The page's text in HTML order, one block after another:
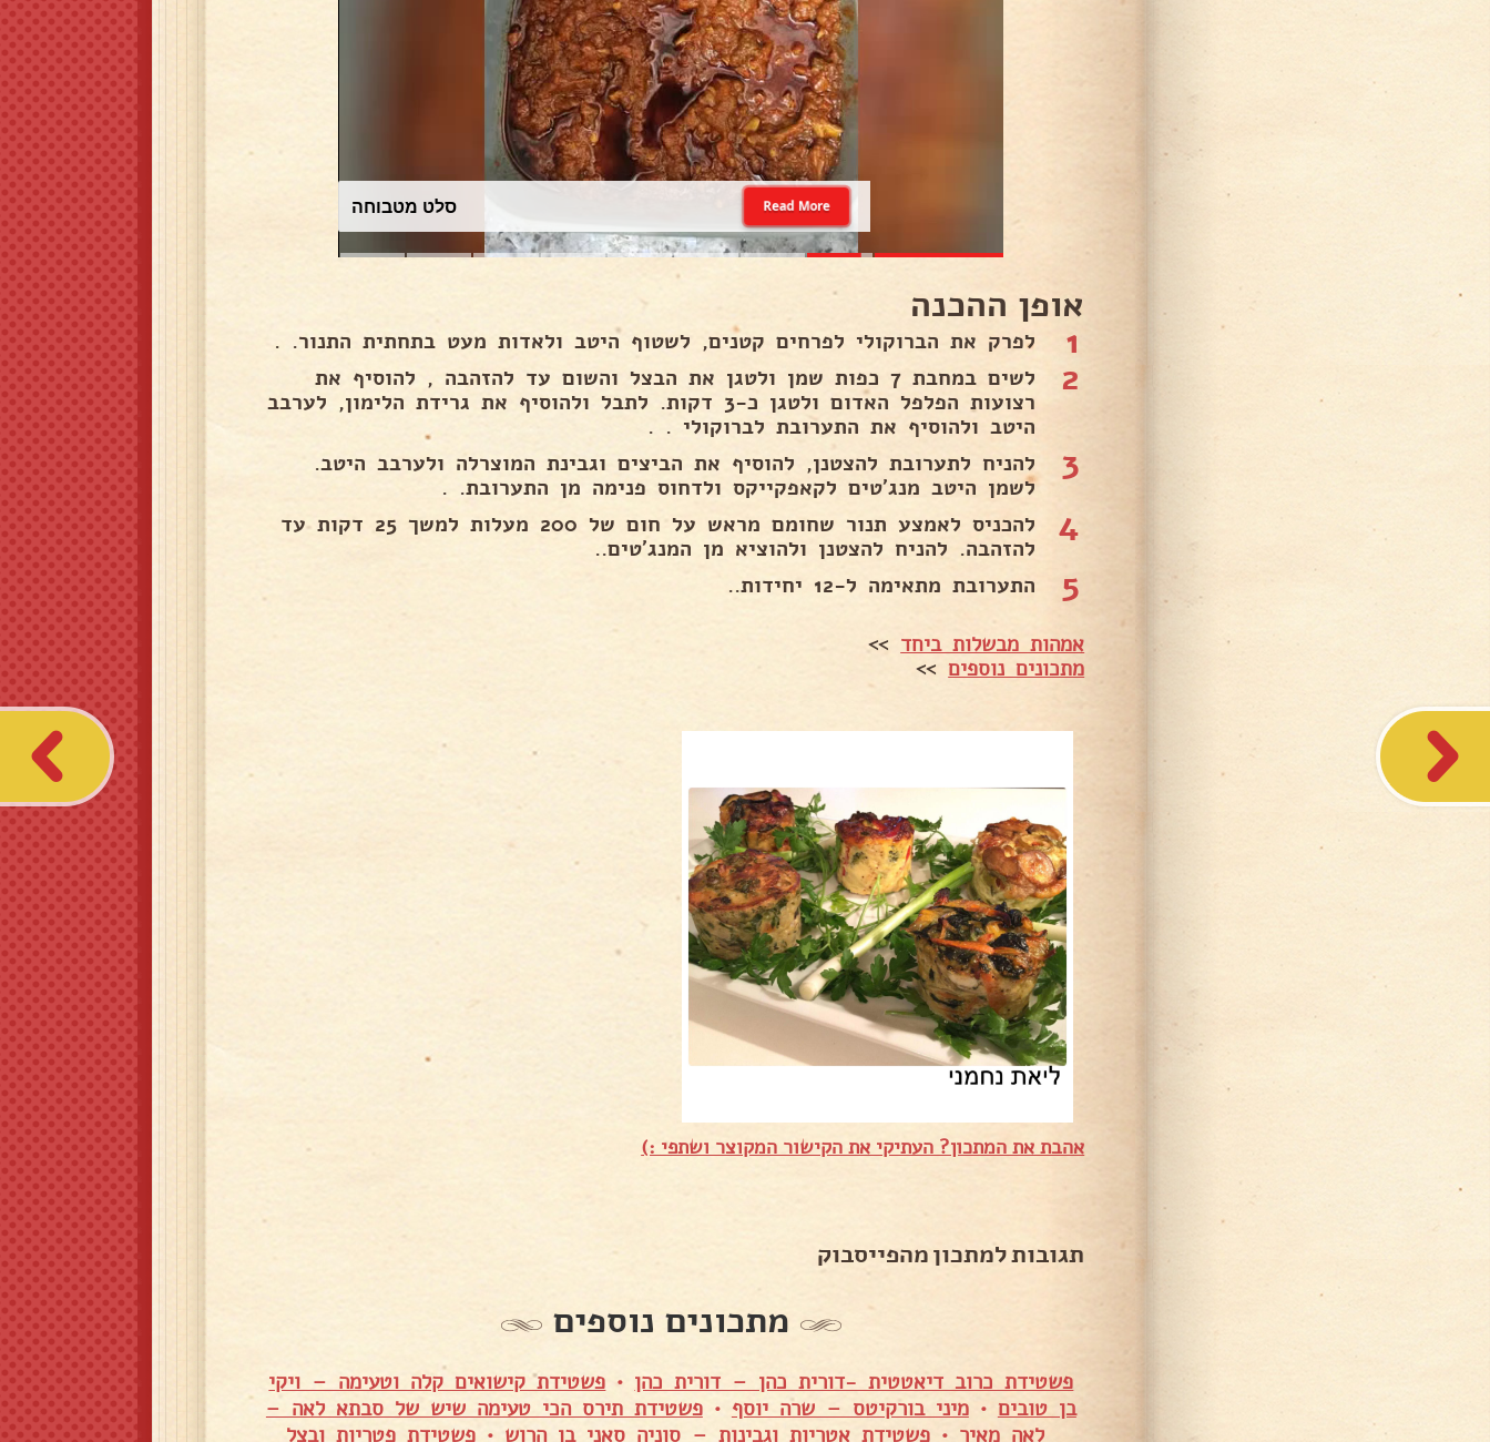
עוגת שוקולד Read More
אופן ההכנה
1 לפרק את הברוקולי לפרחים קטנים, לשטוף היטב ולאדות מעט בתחתית התנור. .
2
לשים במחבת 7 כפות שמן ולטגן את הבצל והשום עד להזהבה , להוסיף את
רצועות הפלפל האדום ולטגן כ-3 דקות. לתבל ולהוסיף את גרידת הלימון, לערבב
היטב ולהוסיף את התערובת לברוקולי . .
3
להניח לתערובת להצטנן, להוסיף את הביצים וגבינת המוצרלה ולערבב היטב.
לשמן היטב מנג׳טים לקאפקייקס ולדחוס פנימה מן התערובת. .
4
להכניס לאמצע תנור שחומם מראש על חום של 200 מעלות למשך 25 דקות עד
להזהבה. להניח להצטנן ולהוציא מן המנג׳טים..
5 התערובת מתאימה ל-12 יחידות..
אמהות מבשלות ביחד >>
מתכונים נוספים>>
אהבת את המתכון? העתיקי את הקישור המקוצר ושתפי :)
תגובות למתכון מהפייסבוק
מתכונים נוספים
פשטידת כרוב דיאטטית -דורית כהן – דורית כהן • פשטידת קישואים קלה וטעימה – ויקי
בן טובים •מיני בורקיטס – שרה יוסף •פשטידת תירס הכי טעימה שיש של סבתא לאה –
לאה מאיר •פשטידת אטריות וגבינות – סוניה סאני בן הרוש •פשטידת פטריות ובצל